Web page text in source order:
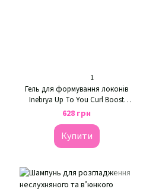
1
Гель для формування локонів
Inebrya Up To You Curl Boost
Glaze
628 грн
Купити